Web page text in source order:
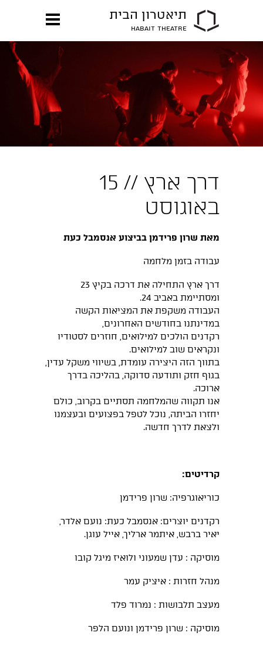
תיאטרון הבית
HABAIT THEATRE
דרך ארץ // 15
באוגוסט
מאת שרון פרידמן בביצוע אנסמבל כעת
עבודה בזמן מלחמה
דרך ארץ התחילה את דרכה בקיץ 23
ומסתיימת באביב 24.
העבודה משקפת את המציאות הקשה
במדינתנו בחודשים האחרונים,
רקדנים הולכים למילואים, חוזרים לסטודיו
ונקראים שוב למילואים.
בתווך הזה היצירה עומדת, בשיווי משקל עדין,
בגוף חזק ותודעה סדוקה, בהליכה בדרך
ארוכה.
אנו תקווה שהמלחמה תסתיים בקרוב, כולם
יחזרו הביתה, נוכל לטפל בפצועים ובעצמנו
ולצאת לדרך חדשה.
קרדיטים:
כוריאוגרפיה: שרון פרידמן
רקדנים יוצרים: אנסמבל כעת: נועם אלדר,
יאיר ברבש, איתמר ארליך, אייל עוגן.
מוסיקה : עדן שמעוני ולואיז מיגל קובו
מנהל חזרות : איציק עמר
מעצב תלבושות : נמרוד פלד
מוסיקה : שרון פרידמן ונועם הלפר